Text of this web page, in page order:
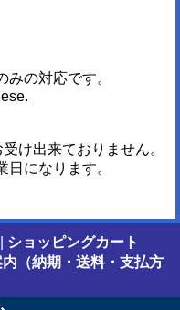
の対応です。
け出来ておりません。
になります。
ショッピングカート
内（納期・送料・支払方